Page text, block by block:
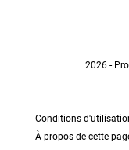
2026 -
Conditions
À propos de cette